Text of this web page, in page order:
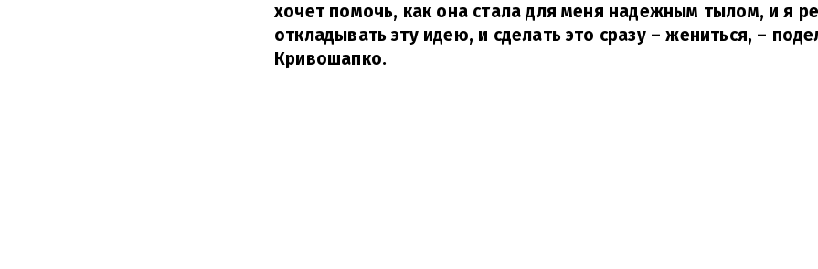
хочет помочь, как она стала для меня надежным тылом, и я
откладывать эту идею, и сделать это сразу – жениться, –
Кривошапко.